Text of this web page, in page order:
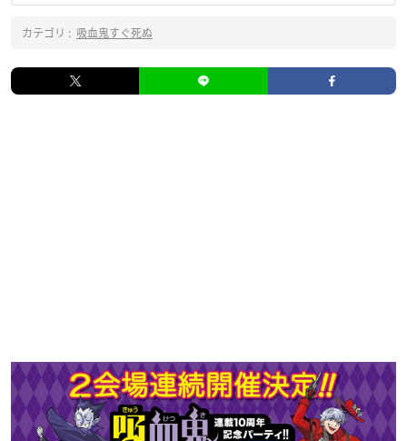
カテゴリ : 吸血鬼すぐ死ぬ